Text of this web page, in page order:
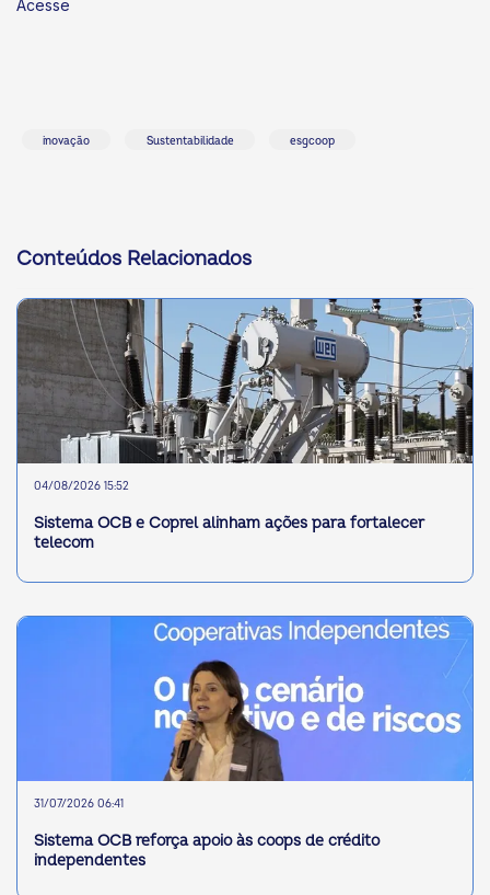
Acesse
inovação Sustentabilidade esgcoop
Conteúdos Relacionados
04/08/2026 15:52
Sistema OCB e Coprel alinham ações para fortalecer
telecom
31/07/2026 06:41
Sistema OCB reforça apoio às coops de crédito
independentes